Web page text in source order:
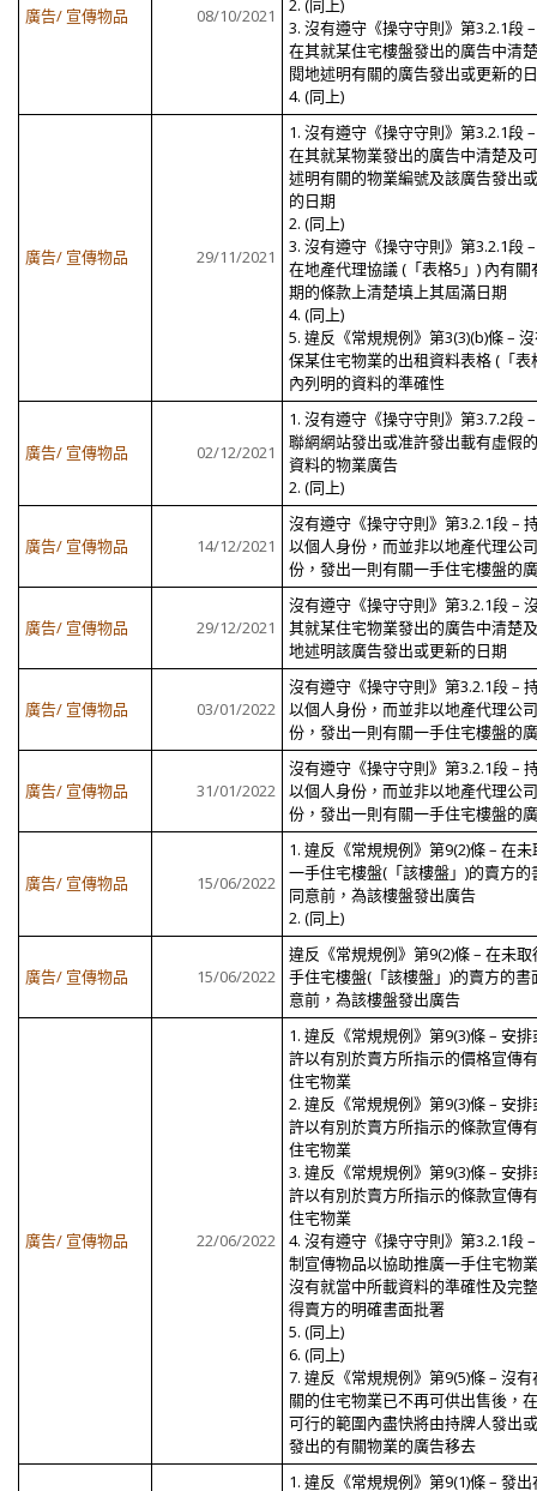
廣告/ 宣傳物品 08/10/2021
2. (同上)
3. 沒有遵守《操守守則》第3.2.1段
在其就某住宅樓盤發出的廣告中清
閱地述明有關的廣告發出或更新的
4. (同上)
廣告/ 宣傳物品 29/11/2021
1. 沒有遵守《操守守則》第3.2.1段
在其就某物業發出的廣告中清楚及
述明有關的物業編號及該廣告發出
的日期
2. (同上)
3. 沒有遵守《操守守則》第3.2.1段
在地產代理協議 (「表格5」) 內有關
期的條款上清楚填上其屆滿日期
4. (同上)
5. 違反《常規規例》第3(3)(b)條 –
保某住宅物業的出租資料表格 (「表
內列明的資料的準確性
廣告/ 宣傳物品 02/12/2021
1. 沒有遵守《操守守則》第3.7.2段
聯網網站發出或准許發出載有虛假
資料的物業廣告
2. (同上)
廣告/ 宣傳物品 14/12/2021
沒有遵守《操守守則》第3.2.1段 –
以個人身份，而並非以地產代理公
份，發出一則有關一手住宅樓盤的
廣告/ 宣傳物品 29/12/2021
沒有遵守《操守守則》第3.2.1段 –
其就某住宅物業發出的廣告中清楚
地述明該廣告發出或更新的日期
廣告/ 宣傳物品 03/01/2022
沒有遵守《操守守則》第3.2.1段 –
以個人身份，而並非以地產代理公
份，發出一則有關一手住宅樓盤的
廣告/ 宣傳物品 31/01/2022
沒有遵守《操守守則》第3.2.1段 –
以個人身份，而並非以地產代理公
份，發出一則有關一手住宅樓盤的
廣告/ 宣傳物品 15/06/2022
1. 違反《常規規例》第9(2)條 – 在未
一手住宅樓盤(「該樓盤」)的賣方的
同意前，為該樓盤發出廣告
2. (同上)
廣告/ 宣傳物品 15/06/2022
違反《常規規例》第9(2)條 – 在未取
手住宅樓盤(「該樓盤」)的賣方的書
意前，為該樓盤發出廣告
廣告/ 宣傳物品 22/06/2022
1. 違反《常規規例》第9(3)條 – 安排
許以有別於賣方所指示的價格宣傳
住宅物業
2. 違反《常規規例》第9(3)條 – 安排
許以有別於賣方所指示的條款宣傳
住宅物業
3. 違反《常規規例》第9(3)條 – 安排
許以有別於賣方所指示的條款宣傳
住宅物業
4. 沒有遵守《操守守則》第3.2.1段
制宣傳物品以協助推廣一手住宅物
沒有就當中所載資料的準確性及完
得賣方的明確書面批署
5. (同上)
6. (同上)
7. 違反《常規規例》第9(5)條 – 沒有
關的住宅物業已不再可供出售後，
可行的範圍內盡快將由持牌人發出
發出的有關物業的廣告移去
1. 違反《常規規例》第9(1)條 – 發出